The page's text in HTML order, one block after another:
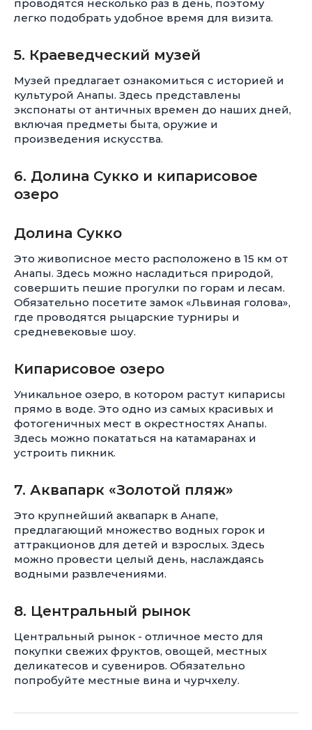
проводятся несколько раз в день, поэтому
легко подобрать удобное время для визита.
5. Краеведческий музей
Музей предлагает ознакомиться с историей и
культурой Анапы. Здесь представлены
экспонаты от античных времен до наших дней,
включая предметы быта, оружие и
произведения искусства.
6. Долина Сукко и кипарисовое
озеро
Долина Сукко
Это живописное место расположено в 15 км от
Анапы. Здесь можно насладиться природой,
совершить пешие прогулки по горам и лесам.
Обязательно посетите замок «Львиная голова»,
где проводятся рыцарские турниры и
средневековые шоу.
Кипарисовое озеро
Уникальное озеро, в котором растут кипарисы
прямо в воде. Это одно из самых красивых и
фотогеничных мест в окрестностях Анапы.
Здесь можно покататься на катамаранах и
устроить пикник.
7. Аквапарк «Золотой пляж»
Это крупнейший аквапарк в Анапе,
предлагающий множество водных горок и
аттракционов для детей и взрослых. Здесь
можно провести целый день, наслаждаясь
водными развлечениями.
8. Центральный рынок
Центральный рынок - отличное место для
покупки свежих фруктов, овощей, местных
деликатесов и сувениров. Обязательно
попробуйте местные вина и чурчхелу.